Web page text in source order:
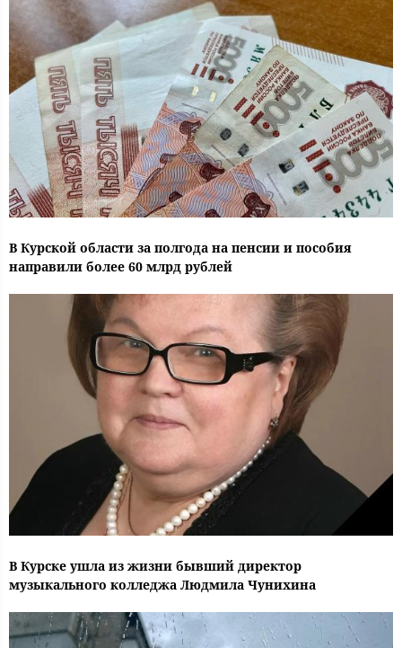
В Курской области за полгода на пенсии и пособия
направили более 60 млрд рублей
В Курске ушла из жизни бывший директор
музыкального колледжа Людмила Чунихина